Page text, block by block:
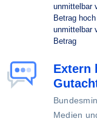
unmittelbar
Betrag
unmittelbar
Betrag
Extern
Medien